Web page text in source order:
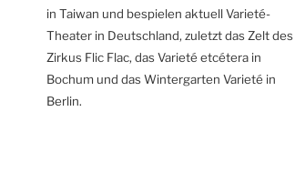
in Taiwan und bespielen aktuell Varieté-
Theater in Deutschland, zuletzt das Zelt des
Zirkus Flic Flac, das Varieté etcétera in
Bochum und das Wintergarten Varieté in
Berlin.